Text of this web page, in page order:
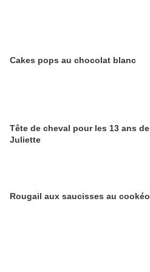
Cakes pops au chocolat blanc
Tête de cheval pour les 13 ans de
Juliette
Rougail aux saucisses au cookéo